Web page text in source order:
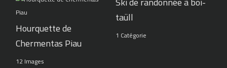
Hourquette de
Chermentas Piau
12 Images
taüll
1 Catégorie